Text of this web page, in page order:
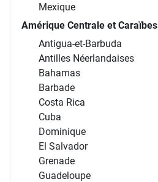
Mexique
Amérique Centrale et Caraïbes
Antigua-et-Barbuda
Antilles Néerlandaises
Bahamas
Barbade
Costa Rica
Cuba
Dominique
El Salvador
Grenade
Guadeloupe